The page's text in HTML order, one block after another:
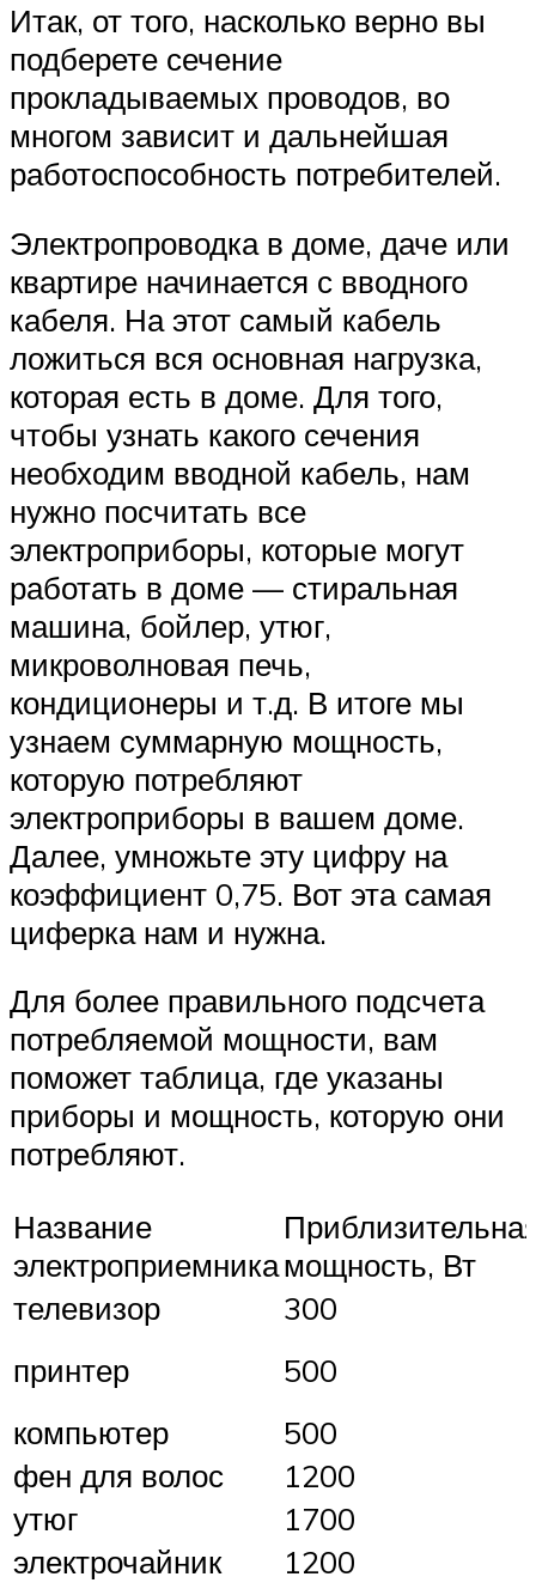
Итак, от того, насколько верно вы
подберете сечение
прокладываемых проводов, во
многом зависит и дальнейшая
работоспособность потребителей.
Электропроводка в доме, даче или
квартире начинается с вводного
кабеля. На этот самый кабель
ложиться вся основная нагрузка,
которая есть в доме. Для того,
чтобы узнать какого сечения
необходим вводной кабель, нам
нужно посчитать все
электроприборы, которые могут
работать в доме — стиральная
машина, бойлер, утюг,
микроволновая печь,
кондиционеры и т.д. В итоге мы
узнаем суммарную мощность,
которую потребляют
электроприборы в вашем доме.
Далее, умножьте эту цифру на
коэффициент 0,75. Вот эта самая
циферка нам и нужна.
Для более правильного подсчета
потребляемой мощности, вам
поможет таблица, где указаны
приборы и мощность, которую они
потребляют.
Название
электроприемникамощность, Вт
телевизор
300
принтер
500
компьютер
500
фен для волос
1200
утюг
1700
электрочайник
1200